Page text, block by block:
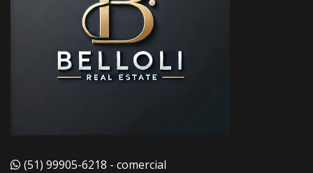
(51) 99905-6218 - comercial